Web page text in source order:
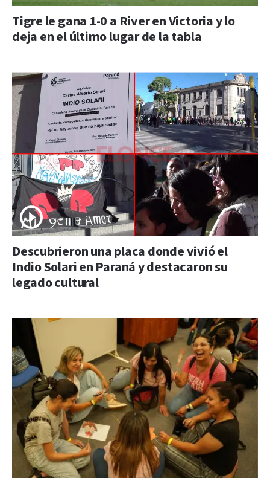
Tigre le gana 1-0 a River en Victoria y lo
deja en el último lugar de la tabla
Descubrieron una placa donde vivió el
Indio Solari en Paraná y destacaron su
legado cultural